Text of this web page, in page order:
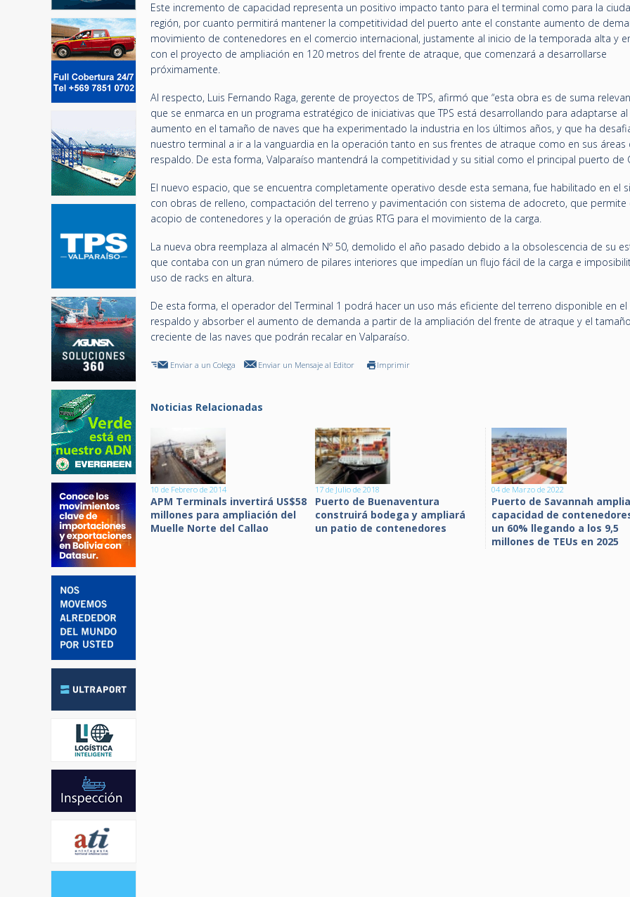
Este incremento de capacidad representa un positivo impacto tanto para el terminal como para la
región, por cuanto permitirá mantener la competitividad del puerto ante el constante aumento de
movimiento de contenedores en el comercio internacional, justamente al inicio de la temporada alta y
con el proyecto de ampliación en 120 metros del frente de atraque, que comenzará a desarrollarse
próximamente.
Al respecto, Luis Fernando Raga, gerente de proyectos de TPS, afirmó que “esta obra es de suma
que se enmarca en un programa estratégico de iniciativas que TPS está desarrollando para adaptarse al
aumento en el tamaño de naves que ha experimentado la industria en los últimos años, y que ha
nuestro terminal a ir a la vanguardia en la operación tanto en sus frentes de atraque como en sus áreas
respaldo. De esta forma, Valparaíso mantendrá la competitividad y su sitial como el principal puerto de
El nuevo espacio, que se encuentra completamente operativo desde esta semana, fue habilitado en el
con obras de relleno, compactación del terreno y pavimentación con sistema de adocreto, que permite
acopio de contenedores y la operación de grúas RTG para el movimiento de la carga.
La nueva obra reemplaza al almacén Nº 50, demolido el año pasado debido a la obsolescencia de su
que contaba con un gran número de pilares interiores que impedían un flujo fácil de la carga e
uso de racks en altura.
De esta forma, el operador del Terminal 1 podrá hacer un uso más eficiente del terreno disponible en el
respaldo y absorber el aumento de demanda a partir de la ampliación del frente de atraque y el tamaño
creciente de las naves que podrán recalar en Valparaíso.
Enviar a un Colega Enviar un Mensaje al Editor Imprimir
Noticias Relacionadas
10 de Febrero de 2014
APM Terminals invertirá US$58
millones para ampliación del
Muelle Norte del Callao
17 de Julio de 2018
Puerto de Buenaventura
construirá bodega y ampliará
un patio de contenedores
04 de Marzo de 2022
Puerto de Savannah
capacidad de
un 60% llegando a los 9,5
millones de TEUs en 2025